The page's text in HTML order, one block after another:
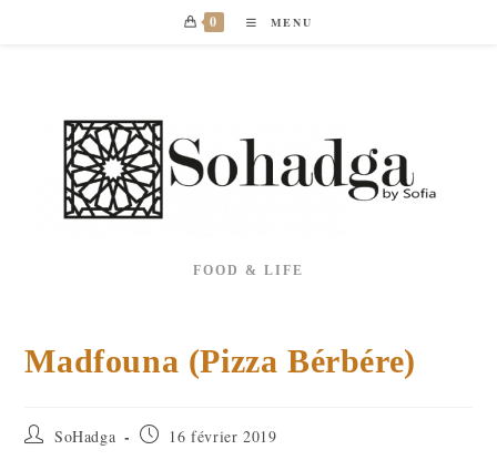
0 MENU
FOOD & LIFE
Madfouna (Pizza Bérbére)
Auteur/autrice
SoHadga
Publication
16 février 2019